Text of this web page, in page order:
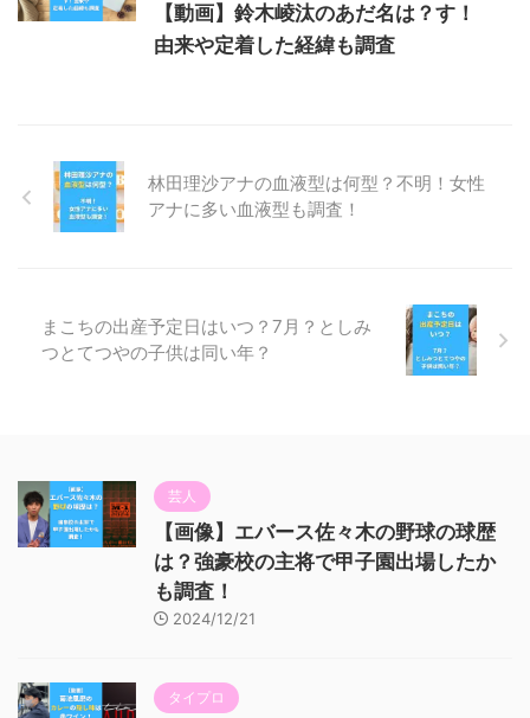
【動画】鈴木崚汰のあだ名は？す！
由来や定着した経緯も調査
林田理沙アナの血液型は何型？不明！女性
アナに多い血液型も調査！
まこちの出産予定日はいつ？7月？としみ
つとてつやの子供は同い年？
芸人
【画像】エバース佐々木の野球の球歴
は？強豪校の主将で甲子園出場したか
も調査！
2024/12/21
タイプロ